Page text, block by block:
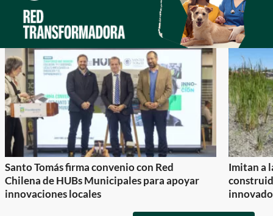
Santo Tomás firma convenio con Red
Chilena de HUBs Municipales para apoyar
innovaciones locales
Imitan a